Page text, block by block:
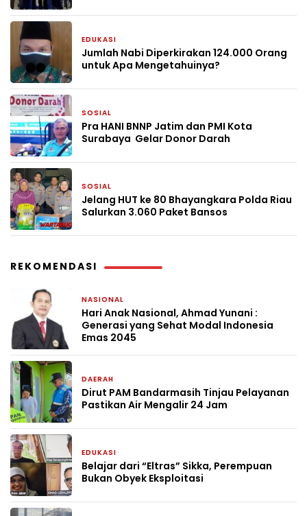
EDUKASI
Jumlah Nabi Diperkirakan 124.000 Orang
untuk Apa Mengetahuinya?
SOSIAL
Pra HANI BNNP Jatim dan PMI Kota
Surabaya Gelar Donor Darah
SOSIAL
Jelang HUT ke 80 Bhayangkara Polda Riau
Salurkan 3.060 Paket Bansos
REKOMENDASI
NASIONAL
Hari Anak Nasional, Ahmad Yunani :
Generasi yang Sehat Modal Indonesia
Emas 2045
DAERAH
Dirut PAM Bandarmasih Tinjau Pelayanan
Pastikan Air Mengalir 24 Jam
EDUKASI
Belajar dari “Eltras” Sikka, Perempuan
Bukan Obyek Eksploitasi